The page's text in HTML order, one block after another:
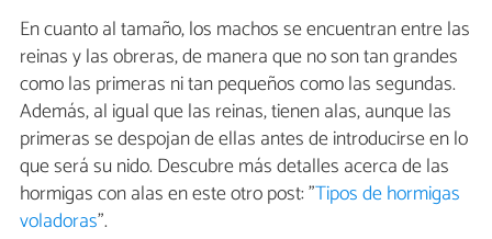
En cuanto al tamaño, los machos se encuentran entre las
reinas y las obreras, de manera que no son tan grandes
como las primeras ni tan pequeños como las segundas.
Además, al igual que las reinas, tienen alas, aunque las
primeras se despojan de ellas antes de introducirse en lo
que será su nido. Descubre más detalles acerca de las
hormigas con alas en este otro post: "Tipos de hormigas
voladoras".